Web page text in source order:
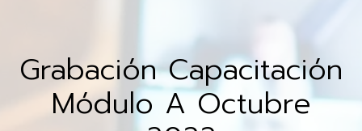
Grabación Capacitación
Módulo A Octubre